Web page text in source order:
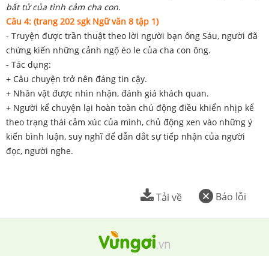
bất tử của tình cảm cha con.
Câu 4: (trang 202 sgk Ngữ văn 8 tập 1)
- Truyện được trần thuật theo lời người bạn ông Sáu, người đã
chứng kiến những cảnh ngộ éo le của cha con ông.
- Tác dụng:
+ Câu chuyện trở nên đáng tin cậy.
+ Nhân vật được nhìn nhận, đánh giá khách quan.
+ Người kể chuyện lại hoàn toàn chủ động điều khiển nhịp kể
theo trạng thái cảm xúc của mình, chủ động xen vào những ý
kiến bình luận, suy nghĩ để dẫn dắt sự tiếp nhận của người
đọc, người nghe.
Báo lỗi
Tải về